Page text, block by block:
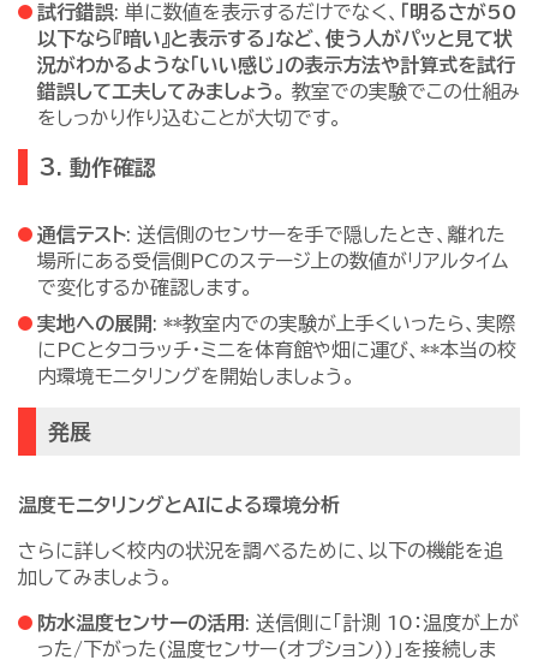
試行錯誤: 単に数値を表示するだけでなく、
「明るさが50
以下なら『暗い』と表示する」など、使う人がパッと見て状
況がわかるような「いい感じ」の表示方法や計算式を試行
錯誤して工夫してみましょう。 教室での実験でこの仕組み
をしっかり作り込むことが大切です。
3. 動作確認
通信テスト: 送信側のセンサーを手で隠したとき、離れた
場所にある受信側PCのステージ上の数値がリアルタイム
で変化するか確認します。
実地への展開: **教室内での実験が上手くいったら、実際
にPCとタコラッチ・ミニを体育館や畑に運び、**本当の校
内環境モニタリングを開始しましょう。
発展
温度モニタリングとAIによる環境分析
さらに詳しく校内の状況を調べるために、以下の機能を追
加してみましょう。
防水温度センサーの活用 : 送信側に「計測 10：温度が上が
った/下がった(温度センサー(オプション))」を接続しま